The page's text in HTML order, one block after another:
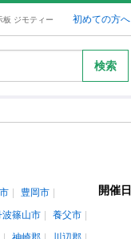
板 ジモティー 初めての方へ
検索
豊岡市
波篠山市
養父市
開催日